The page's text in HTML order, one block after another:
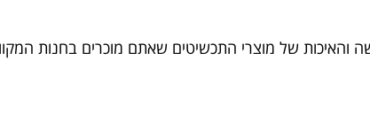
והאיכות של מוצרי התכשיטים שאתם מוכרים בחנות